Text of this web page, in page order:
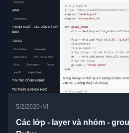
5/2/2020•VI
Các lớp - layer và nhóm -